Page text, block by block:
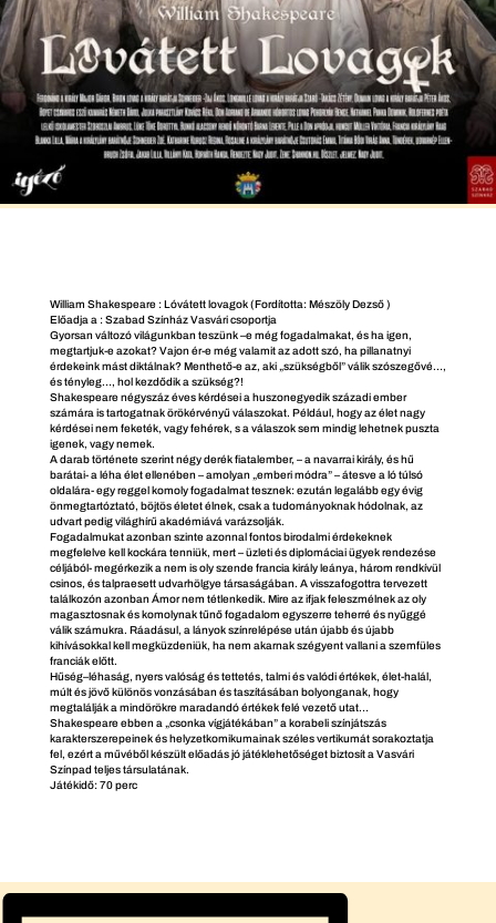
William Shakespeare : Lóvátett lovagok (Fordította: Mészöly Dezső )
Előadja a : Szabad Színház Vasvári csoportja
Gyorsan változó világunkban teszünk –e még fogadalmakat, és ha igen,
megtartjuk-e azokat? Vajon ér-e még valamit az adott szó, ha pillanatnyi
érdekeink mást diktálnak? Menthető-e az, aki „szükségből” válik szószegővé…,
és tényleg…, hol kezdődik a szükség?!
Shakespeare négyszáz éves kérdései a huszonegyedik századi ember
számára is tartogatnak örökérvényű válaszokat. Például, hogy az élet nagy
kérdései nem feketék, vagy fehérek, s a válaszok sem mindig lehetnek puszta
igenek, vagy nemek.
A darab története szerint négy derék fiatalember, – a navarrai király, és hű
barátai- a léha élet ellenében – amolyan „emberi módra” – átesve a ló túlsó
oldalára- egy reggel komoly fogadalmat tesznek: ezután legalább egy évig
önmegtartóztató, böjtös életet élnek, csak a tudományoknak hódolnak, az
udvart pedig világhírű akadémiává varázsolják.
Fogadalmukat azonban szinte azonnal fontos birodalmi érdekeknek
megfelelve kell kockára tenniük, mert – üzleti és diplomáciai ügyek rendezése
céljából- megérkezik a nem is oly szende francia király leánya, három rendkívül
csinos, és talpraesett udvarhölgye társaságában. A visszafogottra tervezett
találkozón azonban Ámor nem tétlenkedik. Mire az ifjak feleszmélnek az oly
magasztosnak és komolynak tűnő fogadalom egyszerre teherré és nyűggé
válik számukra. Ráadásul, a lányok színrelépése után újabb és újabb
kihívásokkal kell megküzdeniük, ha nem akarnak szégyent vallani a szemfüles
franciák előtt.
Hűség–léhaság, nyers valóság és tettetés, talmi és valódi értékek, élet-halál,
múlt és jövő különös vonzásában és taszításában bolyonganak, hogy
megtalálják a mindörökre maradandó értékek felé vezető utat…
Shakespeare ebben a „csonka vígjátékában” a korabeli színjátszás
karakterszerepeinek és helyzetkomikumainak széles vertikumát sorakoztatja
fel, ezért a művéből készült előadás jó játéklehetőséget biztosít a Vasvári
Színpad teljes társulatának.
Játékidő: 70 perc